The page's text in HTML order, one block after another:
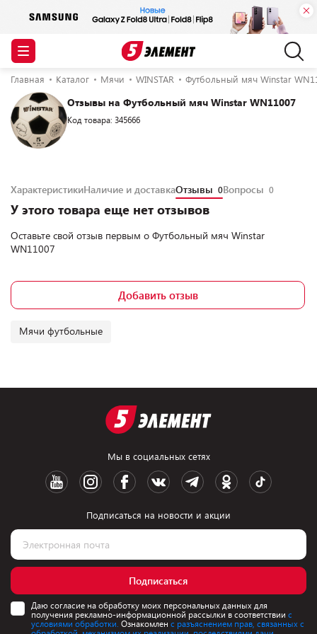
Главная Каталог Мячи WINSTAR Футбольный мяч Winstar
Отзывы на Футбольный мяч Winstar WN11007
Код товара: 345666
ХарактеристикиНаличие и доставкаОтзывы 0Вопросы 0
У этого товара еще нет отзывов
Оставьте свой отзыв первым о Футбольный мяч Winstar
WN11007
Добавить отзыв
Мячи футбольные
Мы в социальных сетях
Подписаться на новости и акции
Подписаться
Даю согласие на обработку моих персональных данных для
получения рекламно-информационной рассылки в соответствии с
условиями обработки. Ознакомлен с разъяснением прав, связанных с